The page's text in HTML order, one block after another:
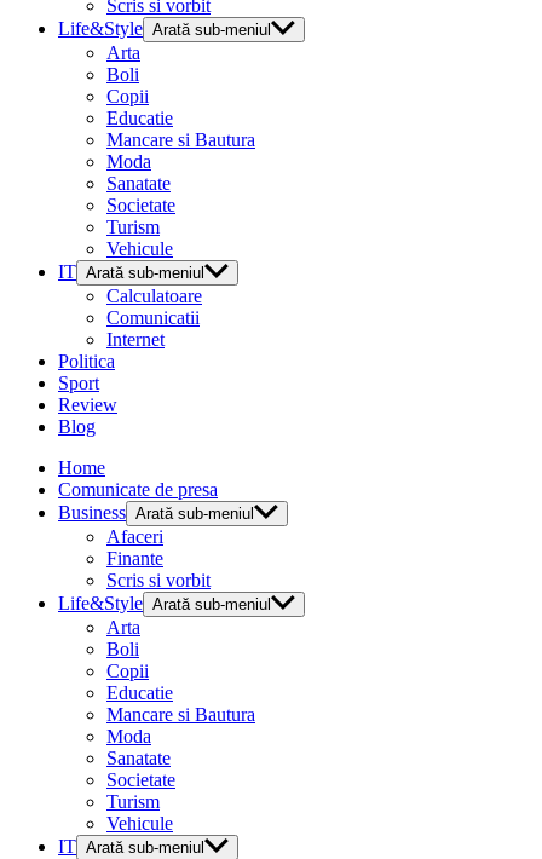
Scris si vorbit
Life&Style Arată sub-meniul
Arta
Boli
Copii
Educatie
Mancare si Bautura
Moda
Sanatate
Societate
Turism
Vehicule
IT Arată sub-meniul
Calculatoare
Comunicatii
Internet
Politica
Sport
Review
Blog
Home
Comunicate de presa
Business Arată sub-meniul
Afaceri
Finante
Scris si vorbit
Life&Style Arată sub-meniul
Arta
Boli
Copii
Educatie
Mancare si Bautura
Moda
Sanatate
Societate
Turism
Vehicule
IT Arată sub-meniul